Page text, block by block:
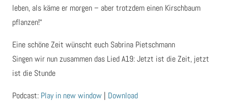
leben, als käme er morgen – aber trotzdem einen Kirschbaum
pflanzen!“
Eine schöne Zeit wünscht euch Sabrina Pietschmann
Singen wir nun zusammen das Lied A19: Jetzt ist die Zeit, jetzt
ist die Stunde
Podcast: Play in new window | Download